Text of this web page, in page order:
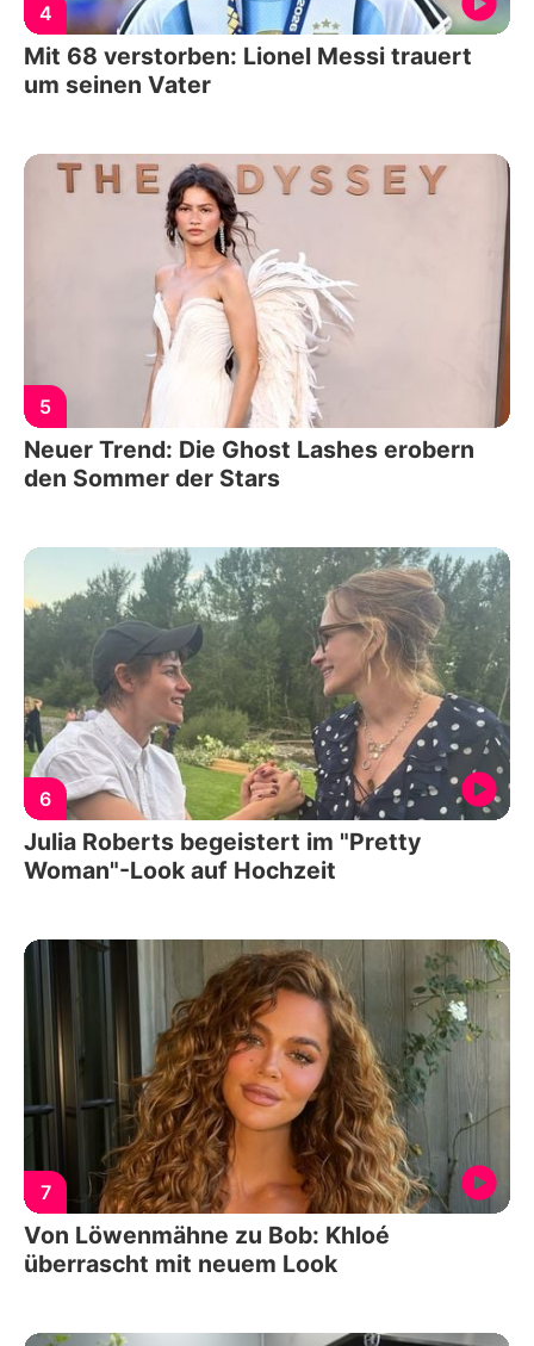
4
Mit 68 verstorben: Lionel Messi trauert
um seinen Vater
5
Neuer Trend: Die Ghost Lashes erobern
den Sommer der Stars
6
Julia Roberts begeistert im "Pretty
Woman"-Look auf Hochzeit
7
Von Löwenmähne zu Bob: Khloé
überrascht mit neuem Look